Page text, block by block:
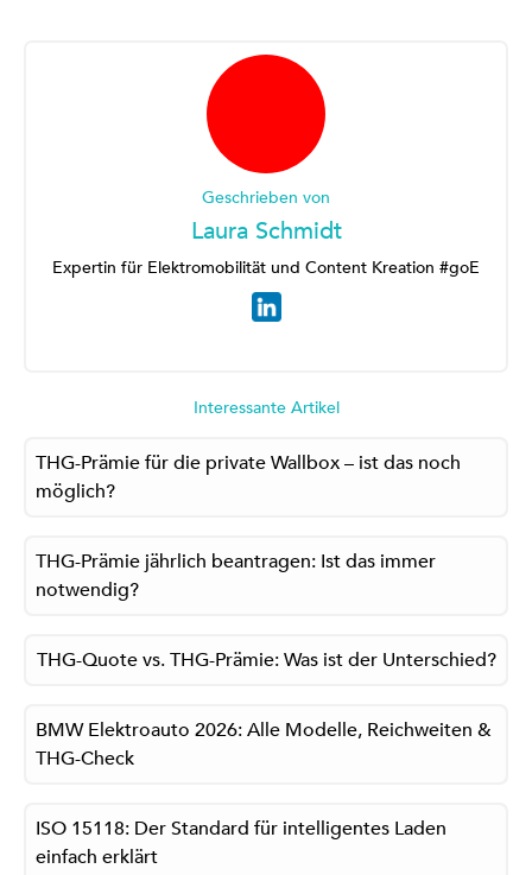
Geschrieben von
Laura Schmidt
Expertin für Elektromobilität und Content Kreation #goE
Interessante Artikel
THG-Prämie für die private Wallbox – ist das noch
möglich?
THG-Prämie jährlich beantragen: Ist das immer
notwendig?
THG-Quote vs. THG-Prämie: Was ist der Unterschied?
BMW Elektroauto 2026: Alle Modelle, Reichweiten &
THG-Check
ISO 15118: Der Standard für intelligentes Laden
einfach erklärt